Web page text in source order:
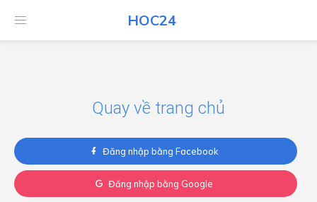
HOC24
HOC24
Quay về trang chủ
Đăng nhập bằng Facebook
Đăng nhập bằng Google